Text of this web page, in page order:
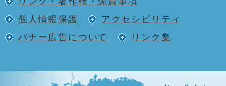
個人情報保護
アクセシビリティ
バナー広告について
リンク集